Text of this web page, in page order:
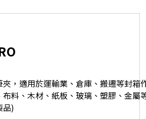
夾，適用於運輸業、倉庫、搬遷等封箱
料、木材、紙板、玻璃、塑膠、金屬
品)